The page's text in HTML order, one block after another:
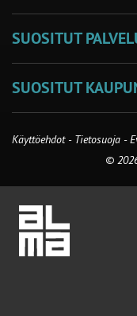
SUOSITUT
SUOSITUT
Käyttöehdot - Tietosuoja -
©